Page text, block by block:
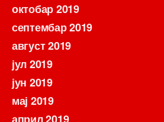
октобар 2019
септембар 2019
август 2019
јул 2019
јун 2019
мај 2019